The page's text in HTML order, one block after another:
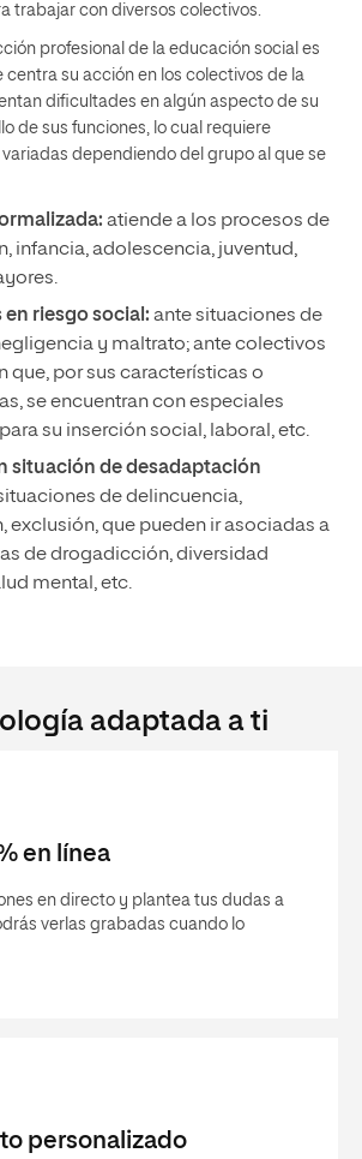
trabajar con diversos colectivos.
profesional de la educación social es
centra su acción en los colectivos de la
dificultades en algún aspecto de su
de sus funciones, lo cual requiere
dependiendo del grupo al que se
atiende a los procesos de
infancia, adolescencia, juventud,
en riesgo social: ante situaciones de
y maltrato; ante colectivos
que, por sus características o
se encuentran con especiales
su inserción social, laboral, etc.
situación de desadaptación
de delincuencia,
exclusión, que pueden ir asociadas a
de drogadicción, diversidad
mental, etc.
adaptada a ti
en línea
en directo y plantea tus dudas a
verlas grabadas cuando lo
personalizado